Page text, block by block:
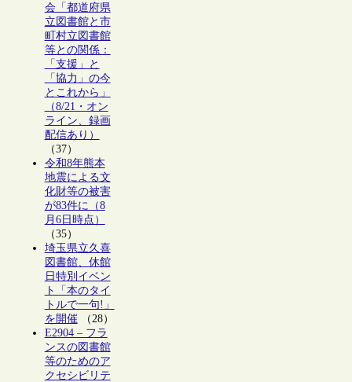
会「都道府県
立図書館と市
町村立図書館
等との関係：
「支援」と
「協力」の今
とこれから」
（8/21・オン
ライン、録画
配信あり）
（37）
令和8年熊本
地震による文
化財等の被害
が83件に（8
月6日時点）
（35）
埼玉県立久喜
図書館、休館
日特別イベン
ト「本のタイ
トルで一句!」
を開催（28）
E2904 – フラ
ンスの図書館
等のためのア
クセシビリテ